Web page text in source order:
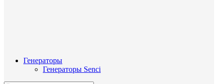
Генераторы
Генераторы Senci